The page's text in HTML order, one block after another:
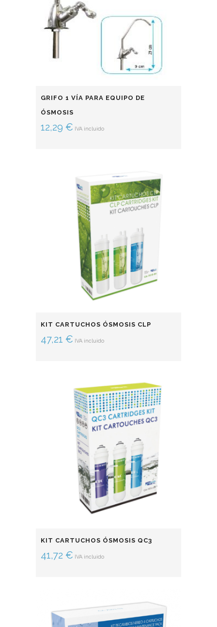
GRIFO 1 VÍA PARA EQUIPO DE
ÓSMOSIS
12,29 € IVA incluido
KIT CARTUCHOS ÓSMOSIS CLP
47,21 € IVA incluido
KIT CARTUCHOS ÓSMOSIS QC3
41,72 € IVA incluido